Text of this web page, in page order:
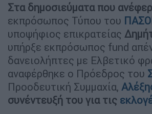
Στα δημοσιεύματα που
εκπρόσωπος Τύπου του
υποψήφιος επικρατείας
υπήρξε εκπρόσωπος fund
δανειολήπτες με Ελβετικό
αναφέρθηκε ο Πρόεδρος του
Προοδευτική Συμμαχία,
συνέντευξή του για τις